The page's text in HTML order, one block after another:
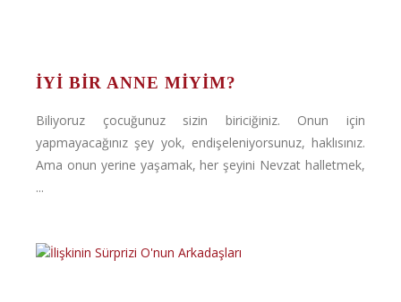
İYI BIR ANNE MIYIM?
Biliyoruz çocuğunuz sizin biriciğiniz. Onun için
yapmayacağınız şey yok, endişeleniyorsunuz, haklısınız.
Ama onun yerine yaşamak, her şeyini Nevzat halletmek,
...